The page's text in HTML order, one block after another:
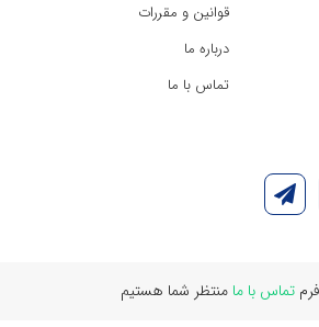
قوانین و مقررات
درباره ما
تماس با ما
تماس با ما منتظر شما هستیم